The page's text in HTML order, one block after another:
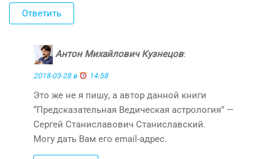
Ответить
Антон Михайлович Кузнецов:
2018-03-28 в 14:58
Это же не я пишу, а автор данной книги
“Предсказательная Ведическая астрология” —
Сергей Станиславович Станиславский.
Могу дать Вам его email-адрес.